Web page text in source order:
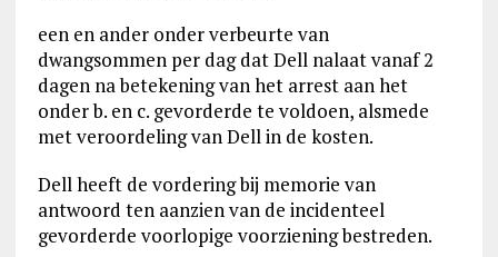
een en ander onder verbeurte van
dwangsommen per dag dat Dell nalaat vanaf 2
dagen na betekening van het arrest aan het
onder b. en c. gevorderde te voldoen, alsmede
met veroordeling van Dell in de kosten.
Dell heeft de vordering bij memorie van
antwoord ten aanzien van de incidenteel
gevorderde voorlopige voorziening bestreden.